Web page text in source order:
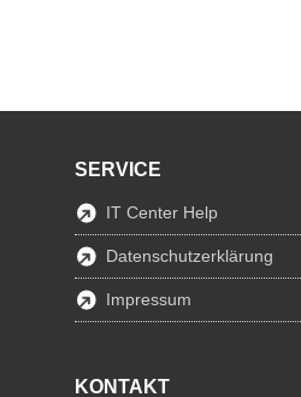
SERVICE
IT Center Help
Datenschutzerklärung
Impressum
KONTAKT